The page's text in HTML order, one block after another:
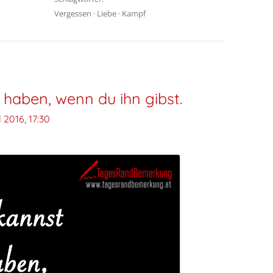
Vergessen · Liebe· Kampf
wenn du ihn gibst.
2016, 17:30